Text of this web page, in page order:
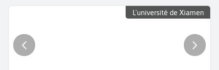
L'université de Xiamen